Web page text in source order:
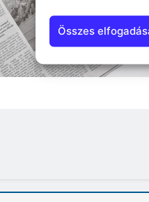
Összes